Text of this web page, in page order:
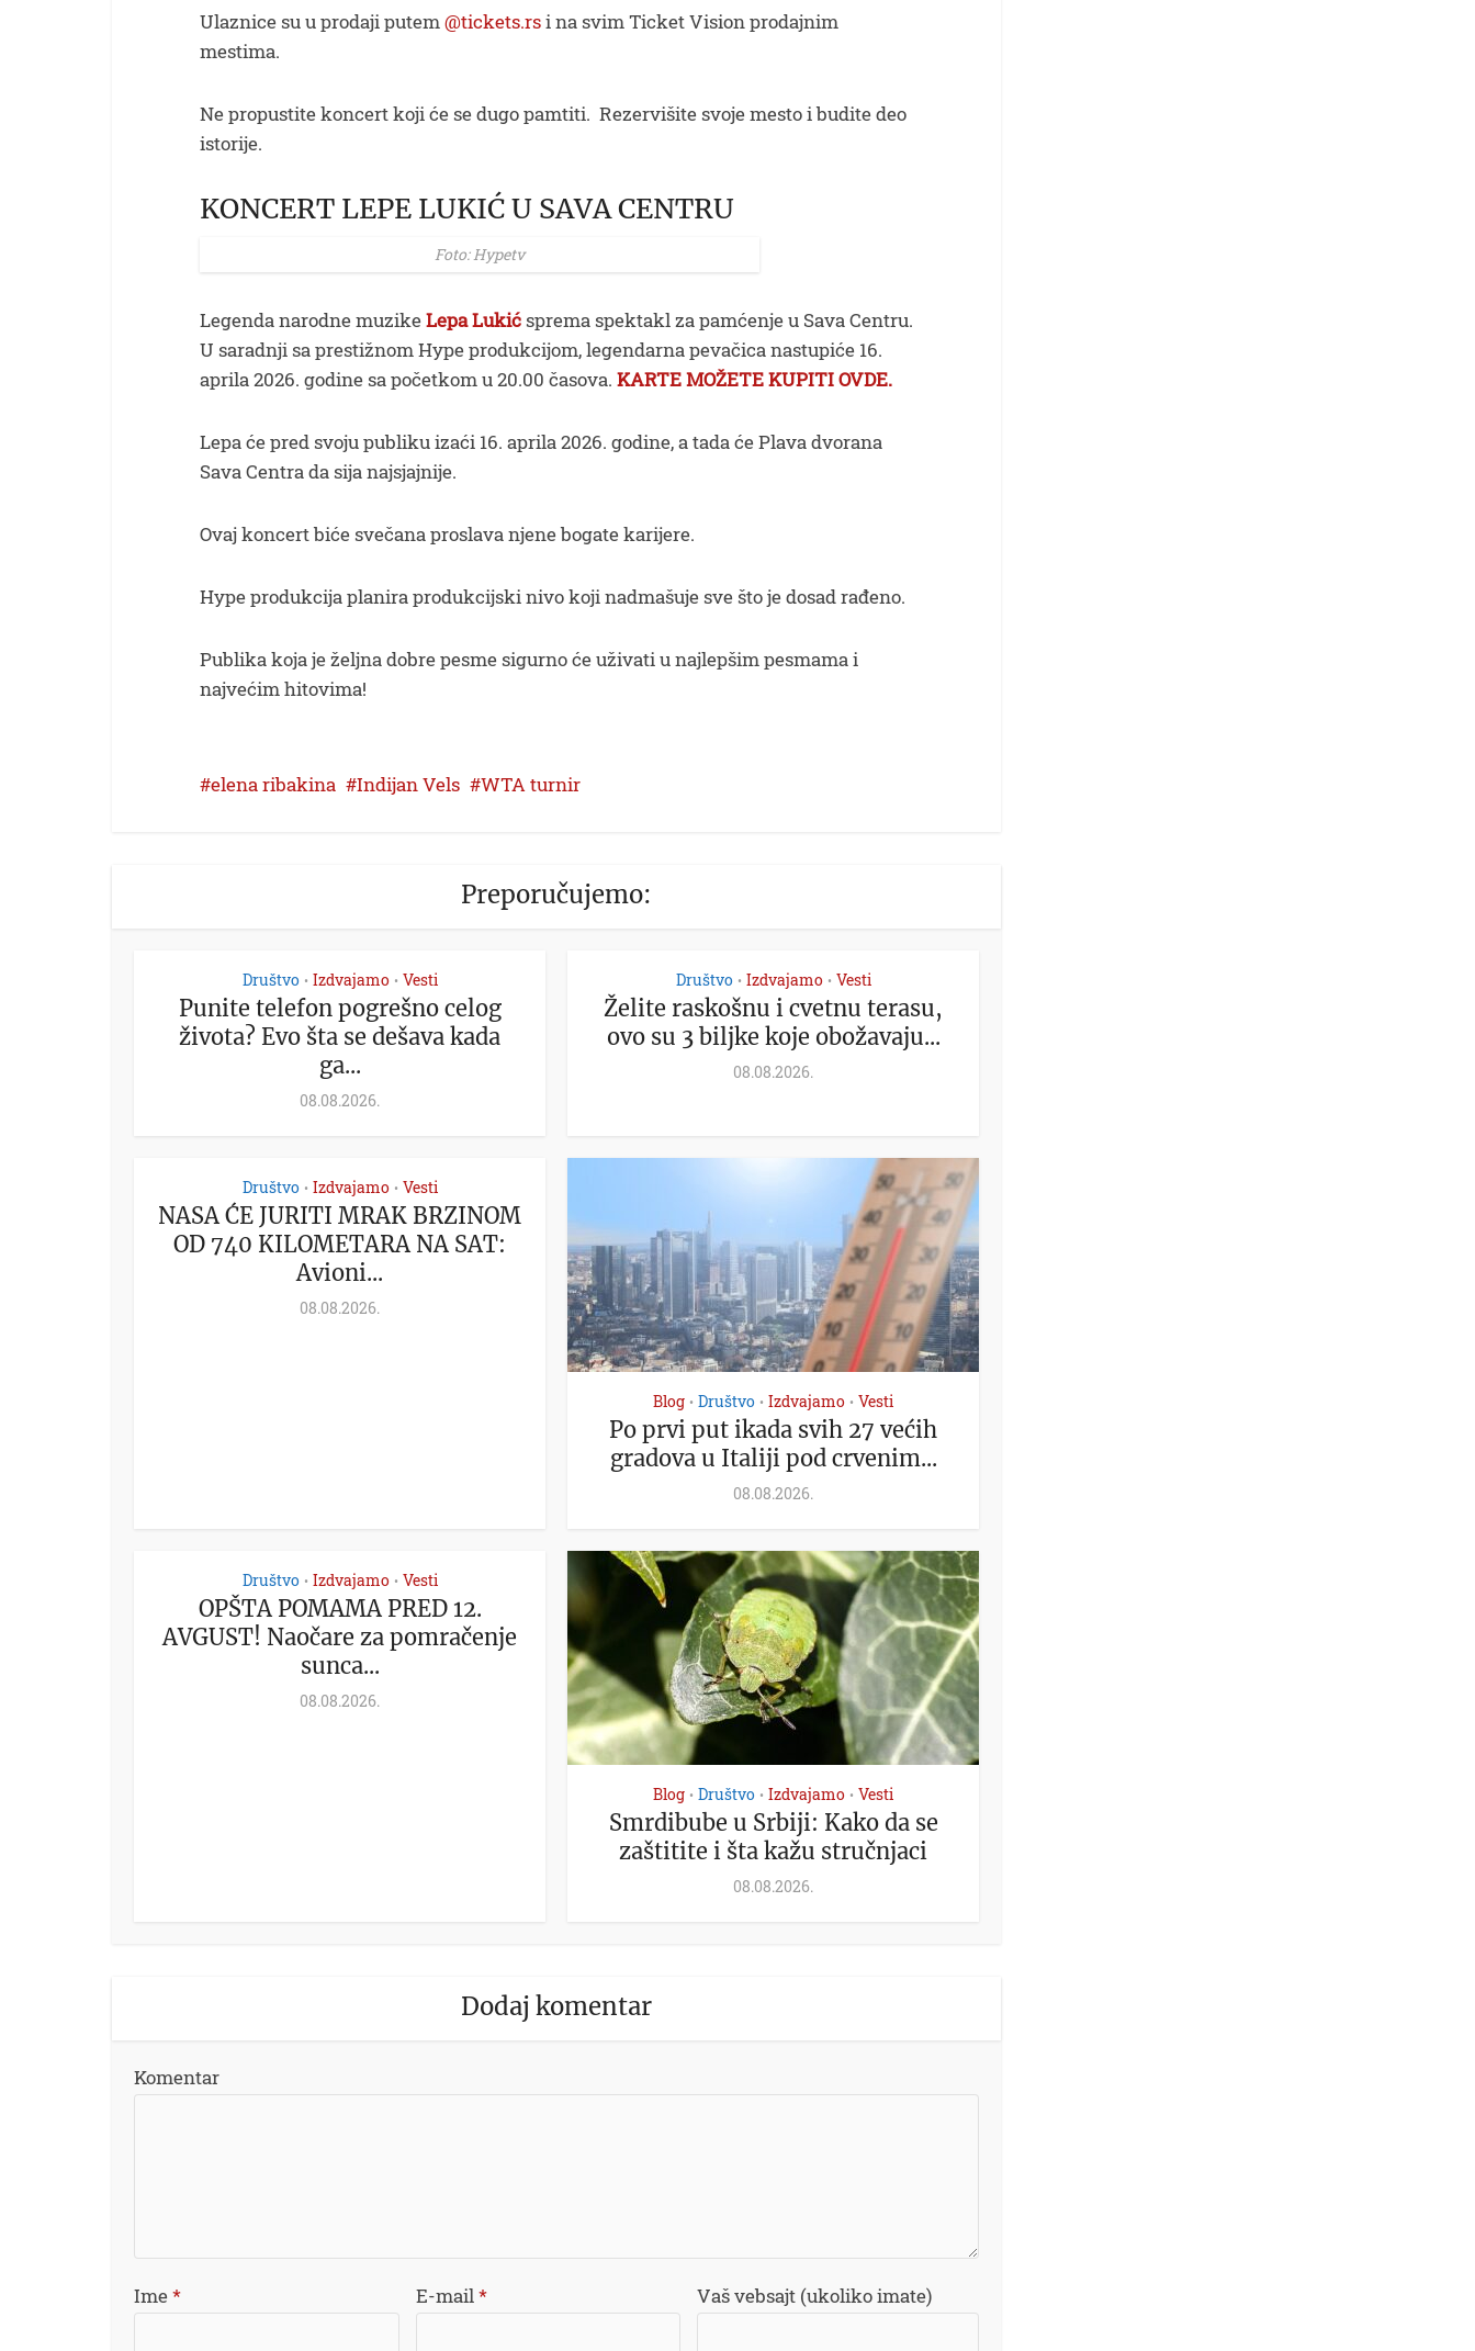
Ulaznice su u prodaji putem@tickets.rsi na svim Ticket Vision prodajnim
mestima.
Ne propustite koncert koji će se dugo pamtiti. Rezervišite svoje mesto i budite deo
istorije.
KONCERT LEPE LUKIĆ U SAVA CENTRU
Foto: Hypetv
Legenda narodne muzikeLepa Lukićsprema spektakl za pamćenje u Sava Centru.
U saradnji sa prestižnom Hype produkcijom, legendarna pevačica nastupiće 16.
aprila 2026. godine sa početkom u 20.00 časova. KARTE MOŽETE KUPITI OVDE.
Lepa će pred svoju publiku izaći 16. aprila 2026. godine, a tada će Plava dvorana
Sava Centra da sija najsjajnije.
Ovaj koncert biće svečana proslava njene bogate karijere.
Hype produkcija planira produkcijski nivo koji nadmašuje sve što je dosad rađeno.
Publika koja je željna dobre pesme sigurno će uživati u najlepšim pesmama i
najvećim hitovima!
elena ribakina Indijan Vels WTA turnir
Preporučujemo:
Društvo • Izdvajamo • Vesti
Punite telefon pogrešno celog
života? Evo šta se dešava kada
ga...
08.08.2026.
Društvo • Izdvajamo • Vesti
Želite raskošnu i cvetnu terasu,
ovo su 3 biljke koje obožavaju...
08.08.2026.
Društvo • Izdvajamo • Vesti
NASA ĆE JURITI MRAK BRZINOM
OD 740 KILOMETARA NA SAT:
Avioni...
08.08.2026.
Blog • Društvo • Izdvajamo • Vesti
Po prvi put ikada svih 27 većih
gradova u Italiji pod crvenim...
08.08.2026.
Društvo • Izdvajamo • Vesti
OPŠTA POMAMA PRED 12.
AVGUST! Naočare za pomračenje
sunca...
08.08.2026.
Blog • Društvo • Izdvajamo • Vesti
Smrdibube u Srbiji: Kako da se
zaštitite i šta kažu stručnjaci
08.08.2026.
Dodaj komentar
Komentar
Ime* E-mail* Vaš vebsajt (ukoliko imate)